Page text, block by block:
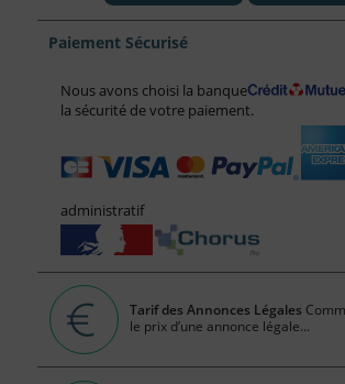
Paiement Sécurisé
Nous avons choisi la banque
la sécurité de votre paiement.
administratif
Tarif des Annonces Légales
le prix d’une annonce légale...